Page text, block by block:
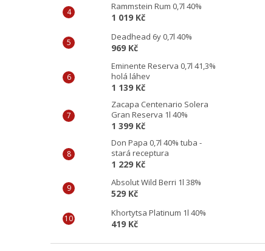
Rammstein Rum 0,7l 40%
1 019 Kč
Deadhead 6y 0,7l 40%
969 Kč
Eminente Reserva 0,7l 41,3%
holá láhev
1 139 Kč
Zacapa Centenario Solera
Gran Reserva 1l 40%
1 399 Kč
Don Papa 0,7l 40% tuba -
stará receptura
1 229 Kč
Absolut Wild Berri 1l 38%
529 Kč
Khortytsa Platinum 1l 40%
419 Kč